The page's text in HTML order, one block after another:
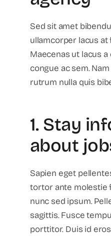
Sed sit amet
ullamcorper lacus at
Maecenas ut lacus
congue ac sem.
rutrum nulla quis
1. Stay
about
Sapien eget
tortor ante molestie
nunc sed ipsum.
sagittis. Fusce
porttitor. Duis id